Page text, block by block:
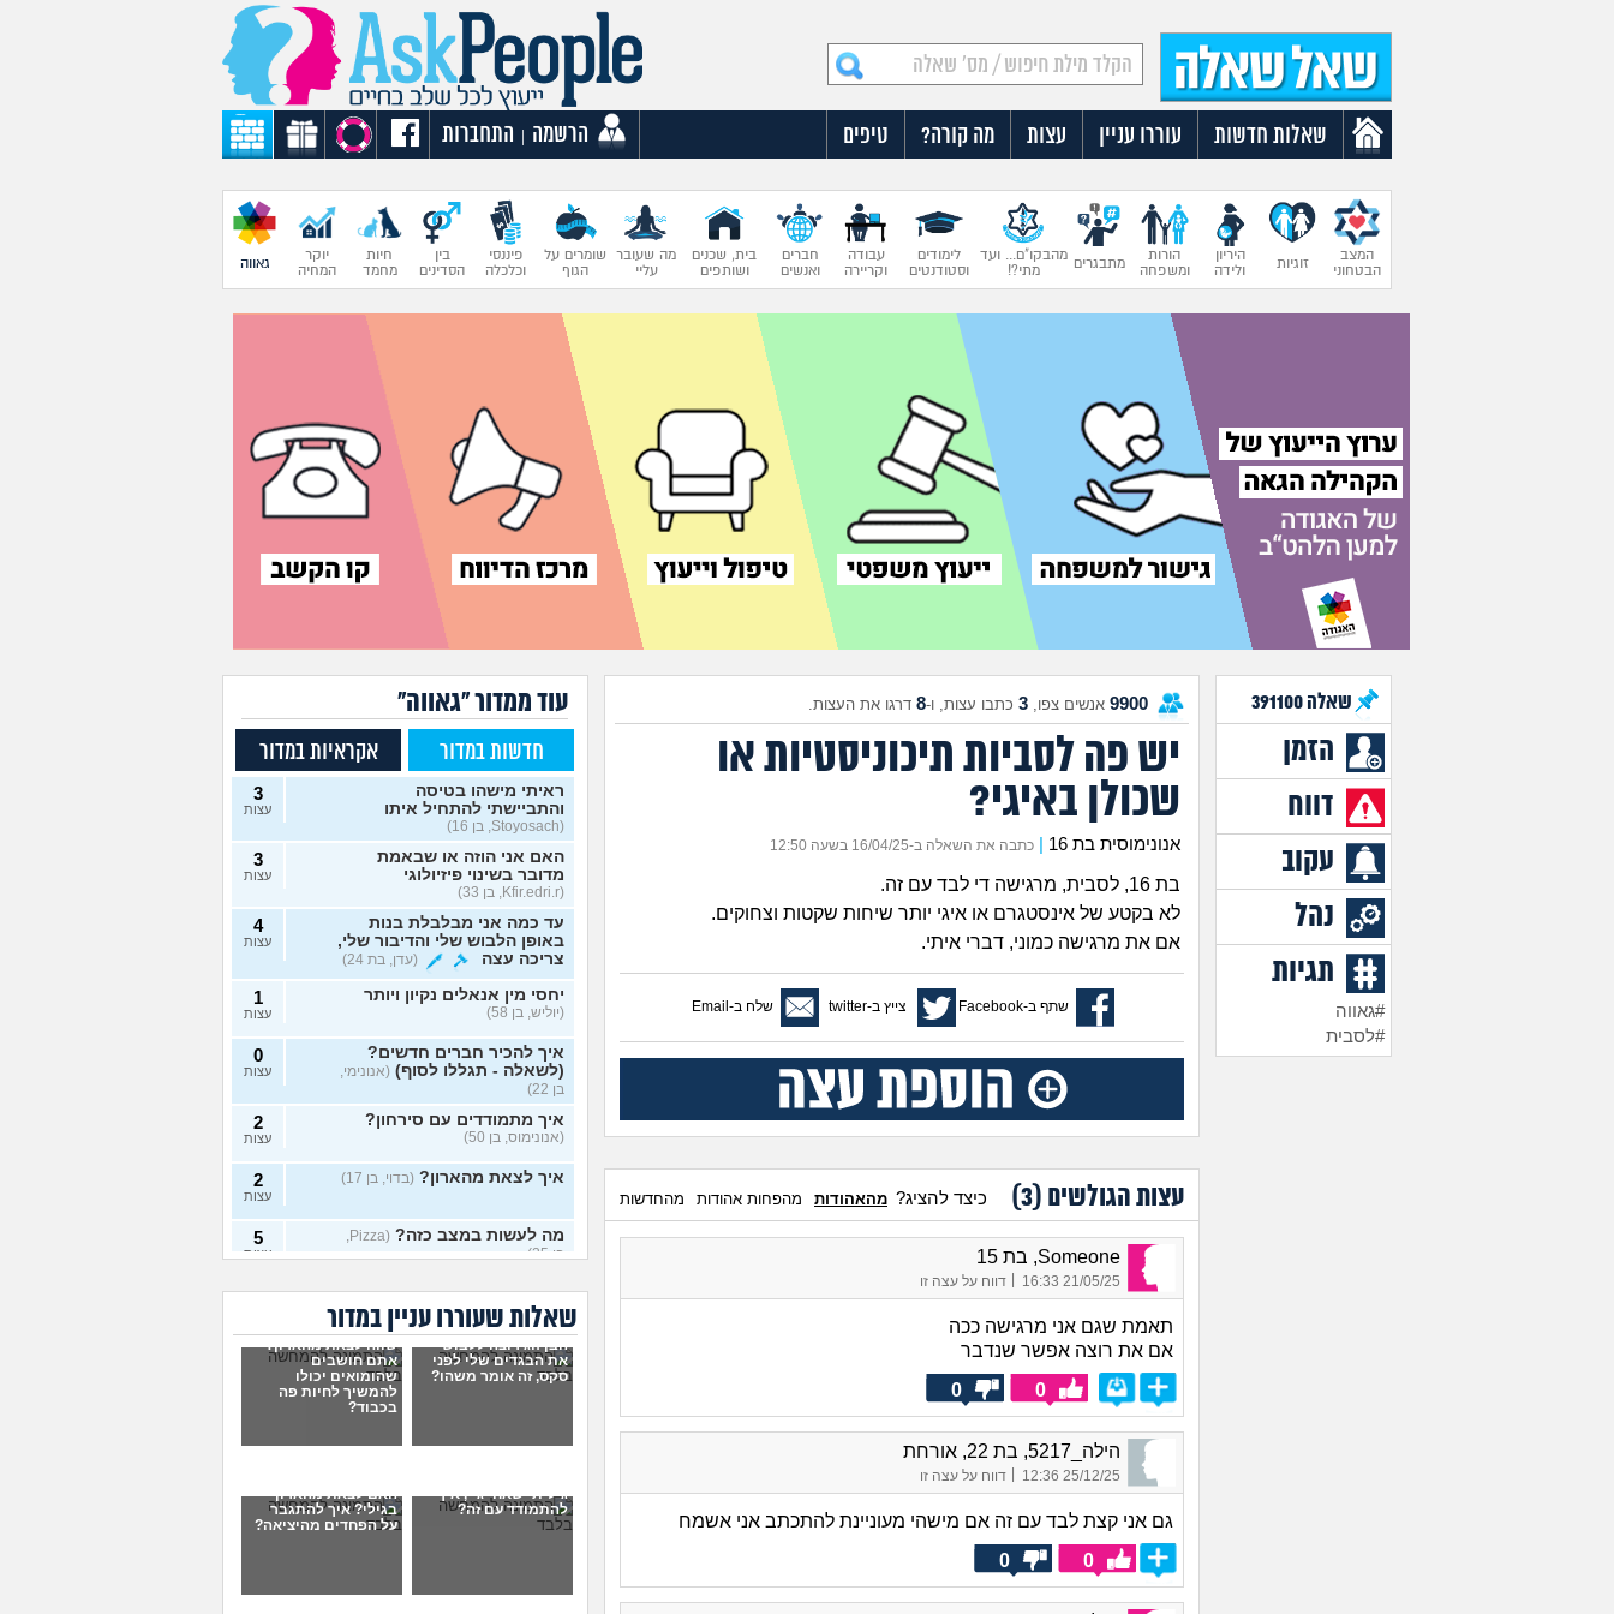
שאלות חדשות עוררו עניין עצות מה קורה? טיפים הרשמה התחברות
המצב
הבטחוני
זוגיות
היריון
ולידה
הורות
ומשפחה
מתבגרים
מהבקו"ם... ועד
מתי?!
לימודים
וסטודנטים
עבודה
וקריירה
חברים
ואנשים
בית, שכנים
ושותפים
מה שעובר
עליי
שומרים על
הגוף
פיננסי
וכלכלה
בין
הסדינים
חיות
מחמד
יוקר
המחיה
גאווה
שאלה391100
הזמן
דווח
עקוב
נהל
תגיות
#גאווה
#לסבית
9900 אנשים צפו, 3 כתבו עצות, ו-8 דרגו את העצות.
יש פה לסביות תיכוניסטיות או
שכולן באיגי?
אנונימוסית בת 16 כתבה את השאלה ב-16/04/25 בשעה 12:50
בת 16, לסבית, מרגישה די לבד עם זה.
לא בקטע של אינסטגרם או איגי יותר שיחות שקטות וצחוקים.
אם את מרגישה כמוני, דברי איתי.
שתף ב-Facebook צייץ ב-twitter שלח ב-Email
עצות הגולשים (3
) כיצד להציג? מהאהודות מהפחות אהודות מהחדשות
Someone, בת 15
21/05/25 16:33
| דווח על עצה זו
תאמת שגם אני מרגישה ככה
אם את רוצה אפשר שנדבר
0
0
הילה_5217, בת 22, אורחת
25/12/25 12:36 דווח על עצה זו
גם אני קצת לבד עם זה אם מישהי מעוניינת להתכתב אני אשמח
0
0
עוד ממדור "גאווה"
חדשות במדור אקראיות במדור
ראיתי מישהו בטיסה
והתביישתי להתחיל איתו
(Stoyosach, בן 16)
3
עצות
האם אני הוזה או שבאמת
מדובר בשינוי פיזיולוגי
(Kfir.edri.r, בן 33)
3
עצות
עד כמה אני מבלבלת בנות
באופן הלבוש שלי והדיבור שלי,
צריכה עצה
(עדן, בת 24)
4
עצות
יחסי מין אנאלים נקיון ויותר
(יוליש, בן 58)
1
עצות
איך להכיר חברים חדשים?
(לשאלה - תגללו לסוף) (אנונימי,
בן 22)
0
עצות
איך מתמודדים עם סירחון?
(אנונימוס, בן 50)
2
עצות
איך לצאת מהארון? (בדוי, בן 17) 2
עצות
מה לעשות במצב כזה?
בן 25)
5
עצות
שינוי מין בקבע (טרנסית בקבע, בת
24)
1
שינוי מין בשירות קבע? (א, בת
24)
0
שלם עם עצמי אבל דבר אחד
נשיקה עם חבר קרוב אבל לא
7
(תמר, בת 44) עצות
שאלות שעוררו עניין במדור
הבן זוג רוצה ללבוש
את הבגדים שלי לפני
סקס, זה אומר משהו?
שווה לצאת מהארון?
אתם חושבים
שהומואים יכולו
להמשיך לחיות פה
בכבוד?
גיליתי שאחי גיי, איך
להתמודד עם זה?
האם לצאת מהארון
בגילי? איך להתגבר
על הפחדים מהיציאה?